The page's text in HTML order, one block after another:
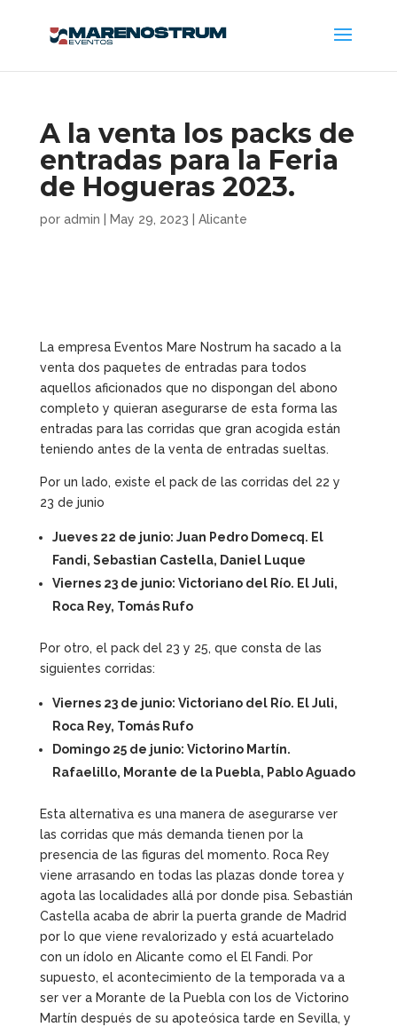
A la venta los packs de
entradas para la Feria
de Hogueras 2023.
por admin May 29, 2023 Alicante
La empresa Eventos Mare Nostrum ha sacado a la
venta dos paquetes de entradas para todos
aquellos aficionados que no dispongan del abono
completo y quieran asegurarse de esta forma las
entradas para las corridas que gran acogida están
teniendo antes de la venta de entradas sueltas.
Por un lado, existe el pack de las corridas del 22 y
23 de junio
Jueves 22 de junio: Juan Pedro Domecq. El
Fandi, Sebastian Castella, Daniel Luque
Viernes 23 de junio: Victoriano del Río. El Juli,
Roca Rey, Tomás Rufo
Por otro, el pack del 23 y 25, que consta de las
siguientes corridas:
Viernes 23 de junio: Victoriano del Río. El Juli,
Roca Rey, Tomás Rufo
Domingo 25 de junio: Victorino Martín.
Rafaelillo, Morante de la Puebla, Pablo Aguado
Esta alternativa es una manera de asegurarse ver
las corridas que más demanda tienen por la
presencia de las figuras del momento. Roca Rey
viene arrasando en todas las plazas donde torea y
agota las localidades allá por donde pisa. Sebastián
Castella acaba de abrir la puerta grande de Madrid
por lo que viene revalorizado y está acuartelado
con un ídolo en Alicante como el El Fandi. Por
supuesto, el acontecimiento de la temporada va a
ser ver a Morante de la Puebla con los de Victorino
Martín después de su apoteósica tarde en Sevilla, y